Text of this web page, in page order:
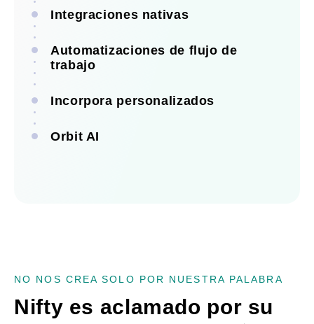
Integraciones nativas
Automatizaciones de flujo de
trabajo
Incorpora personalizados
Orbit AI
NO NOS CREA SOLO POR NUESTRA PALABRA
Nifty es aclamado por su